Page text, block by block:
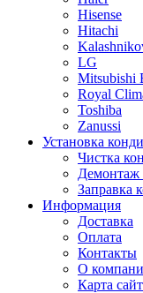
Hisense
Hitachi
LG
Mitsubishi
Royal
Toshiba
Zanussi
Установка
Чистка
Демонтаж
Заправка
Информация
Доставка
Оплата
Контакты
О
Карта